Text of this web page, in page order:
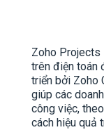
Zoho Projects
trên điện toán
triển bởi Zoho
giúp các
công việc,
cách hiệu quả